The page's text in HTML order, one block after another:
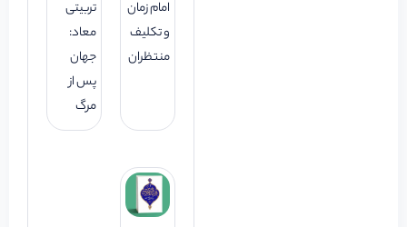
امام زمان
و تکلیف
منتظران
تربیتی
معاد:
جهان
پس از
مرگ